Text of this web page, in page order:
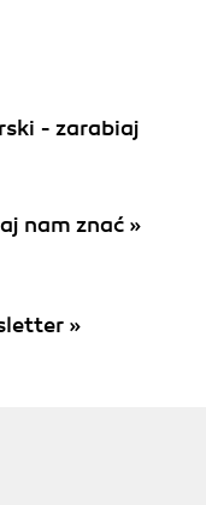
- zarabiaj
nam znać »
»